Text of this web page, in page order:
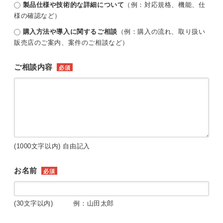
製品仕様や技術的な詳細について （例：対応規格、機能、仕
様の確認など）
購入方法や導入に関するご相談 （例：購入の流れ、取り扱い
販売店のご案内、案件のご相談など）
ご相談内容 必須
(1000文字以内) 自由記入
お名前 必須
(30文字以内) 例：山田太郎